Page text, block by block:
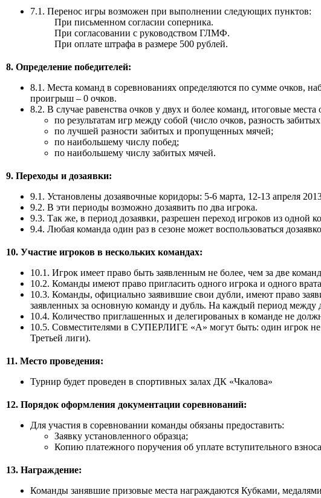
7.1. Перенос игры возможен при выполнении следующих пунктов:
При письменном согласии соперника.
При согласовании с руководством ГЛМФ.
При оплате штрафа в размере 500 рублей.
8. Определение победителей:
8.1. Места команд в соревнованиях определяются по сумме очков,
проигрыш – 0 очков.
8.2. В случае равенства очков у двух и более команд, итоговые места
по результатам игр между собой (число очков, разность
по лучшей разности забитых и пропущенных мячей;
по наибольшему числу побед;
по наибольшему числу забитых мячей.
9. Переходы и дозаявки:
9.1. Установлены дозаявочные коридоры: 5-6 марта, 12-13 апреля
9.2. В эти периоды возможно дозаявить по два игрока.
9.3. Так же, в период дозаявки, разрешен переход игроков из
9.4. Любая команда один раз в сезоне может воспользоваться
10. Участие игроков в нескольких командах:
10.1. Игрок имеет право быть заявленным не более, чем за две
10.2. Команды имеют право пригласить одного игрока и одного
10.3. Команды, официально заявившие свои дубли, имеют право
заявленных за основную команду и дубль. На каждый период между
10.4. Количество приглашенных и делегированых в команде не
10.5. Совместителями в СУПЕРЛИГЕ «А» могут быть: один игрок не
Третьей лиги).
11. Место проведения:
Турнир будет проведен в спортивных залах ДК «Чкалова»
12. Порядок оформления документации соревнований:
Для участия в соревновании команды обязаны предоставить:
Заявку установленного образца;
Копию платежного поручения об уплате вступительного
13. Награждение:
Команды занявшие призовые места награждаются Кубками,